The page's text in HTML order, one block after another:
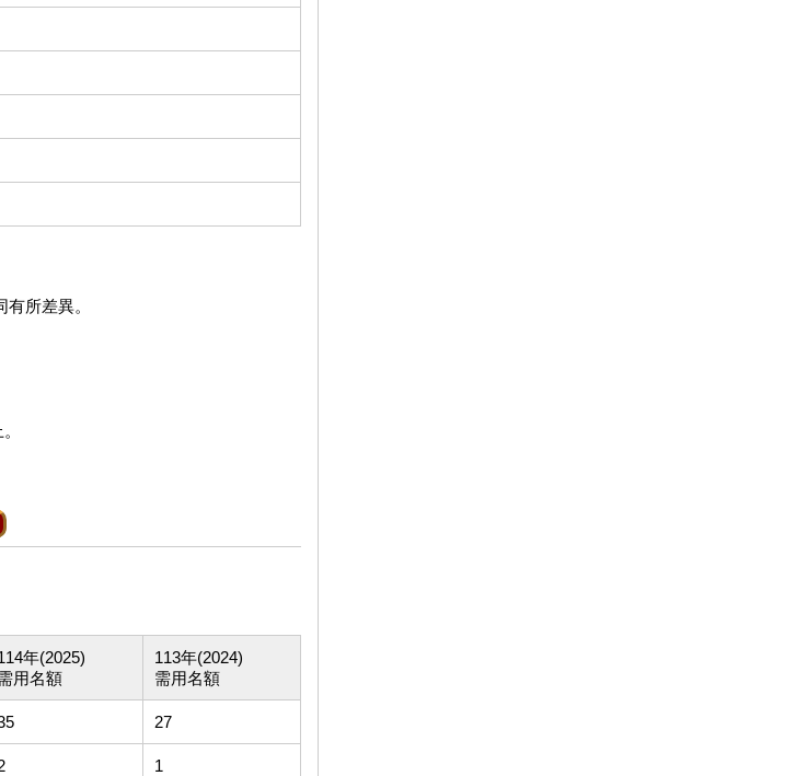
所差異。
年(2025)
用名額
113年(2024)
需用名額
27
1